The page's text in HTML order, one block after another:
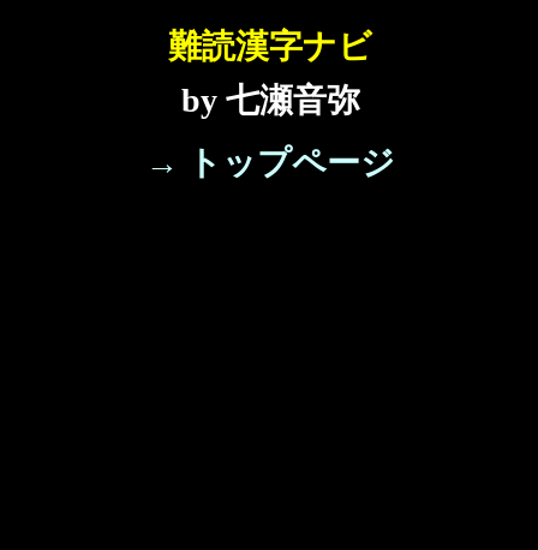
難読漢字ナビ
by 七瀬音弥
→ トップページ